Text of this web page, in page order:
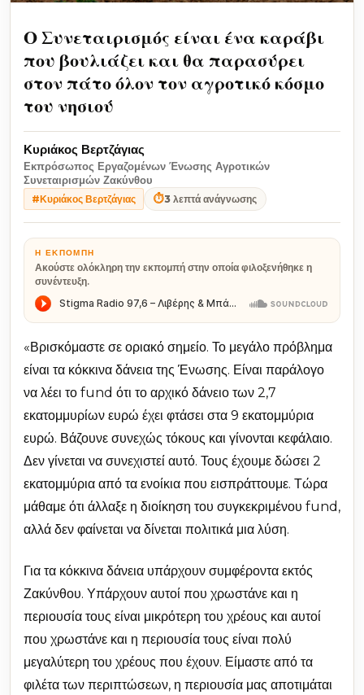
Ο Συνεταιρισμός είναι ένα καράβι
που βουλιάζει και θα παρασύρει
στον πάτο όλον τον αγροτικό κόσμο
του νησιού
Κυριάκος Βερτζάγιας
Εκπρόσωπος Εργαζομένων Ένωσης Αγροτικών
Συνεταιρισμών Ζακύνθου
#Κυριάκος Βερτζάγιας ⏱3 λεπτά ανάγνωσης
Η ΕΚΠΟΜΠΉ
Ακούστε ολόκληρη την εκπομπή στην οποία φιλοξενήθηκε η
συνέντευξη.
«Βρισκόμαστε σε οριακό σημείο. Το μεγάλο πρόβλημα
είναι τα κόκκινα δάνεια της Ένωσης. Είναι παράλογο
να λέει το fund ότι το αρχικό δάνειο των 2,7
εκατομμυρίων ευρώ έχει φτάσει στα 9 εκατομμύρια
ευρώ. Βάζουνε συνεχώς τόκους και γίνονται κεφάλαιο.
Δεν γίνεται να συνεχιστεί αυτό. Τους έχουμε δώσει 2
εκατομμύρια από τα ενοίκια που εισπράττουμε. Τώρα
μάθαμε ότι άλλαξε η διοίκηση του συγκεκριμένου fund,
αλλά δεν φαίνεται να δίνεται πολιτικά μια λύση.
Για τα κόκκινα δάνεια υπάρχουν συμφέροντα εκτός
Ζακύνθου. Υπάρχουν αυτοί που χρωστάνε και η
περιουσία τους είναι μικρότερη του χρέους και αυτοί
που χρωστάνε και η περιουσία τους είναι πολύ
μεγαλύτερη του χρέους που έχουν. Είμαστε από τα
φιλέτα των περιπτώσεων, η περιουσία μας αποτιμάται